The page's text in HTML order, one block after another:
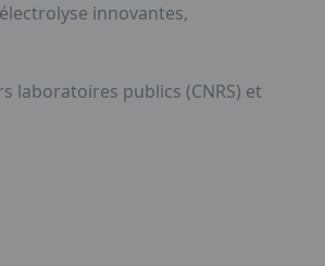
innovantes,
laboratoires publics (CNRS) et